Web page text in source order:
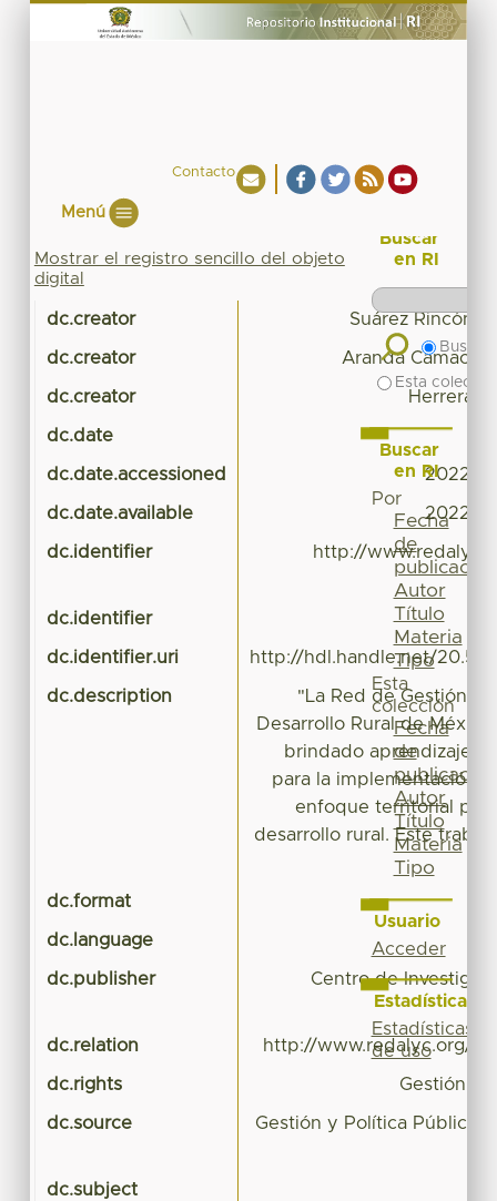
Contacto
Menú
Mostrar el registro sencillo del objeto
digital
dc.creator Suárez Rincón,
dc.creator Aranda
dc.creator Herrera-
dc.date
dc.date.accessioned 2022-
dc.date.available 2022-
dc.identifier
http://
dc.identifier
dc.identifier.uri http://hdl.handle.net/
dc.description
"La Red de Gestión
Desarrollo Rural de México
brindado aprendizajes
para la implementación
enfoque territorial
desarrollo rural. Este
dc.format
dc.language
dc.publisher
Centro de
dc.relation http://www.redalyc.org/
dc.rights Gestión y
dc.source Gestión y Política Pública
dc.subject
Buscar
en RI
Buscar
Esta
Buscar
en RI
Por
Fecha
de
publicación
Autor
Título
Materia
Tipo
Esta
colección
Fecha
de
publicación
Autor
Título
Materia
Tipo
Usuario
Acceder
Estadísticas
Estadísticas
de uso